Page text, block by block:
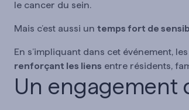
le cancer du sein.
Mais c’est aussi un temps fort de
En s’impliquant dans cet événement,
renforçant les liens entre résidents,
Un engagement